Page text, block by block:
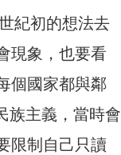
紀初的想法去
現象，也要看
個國家都與鄰
族主義，當時會
限制自己只讀